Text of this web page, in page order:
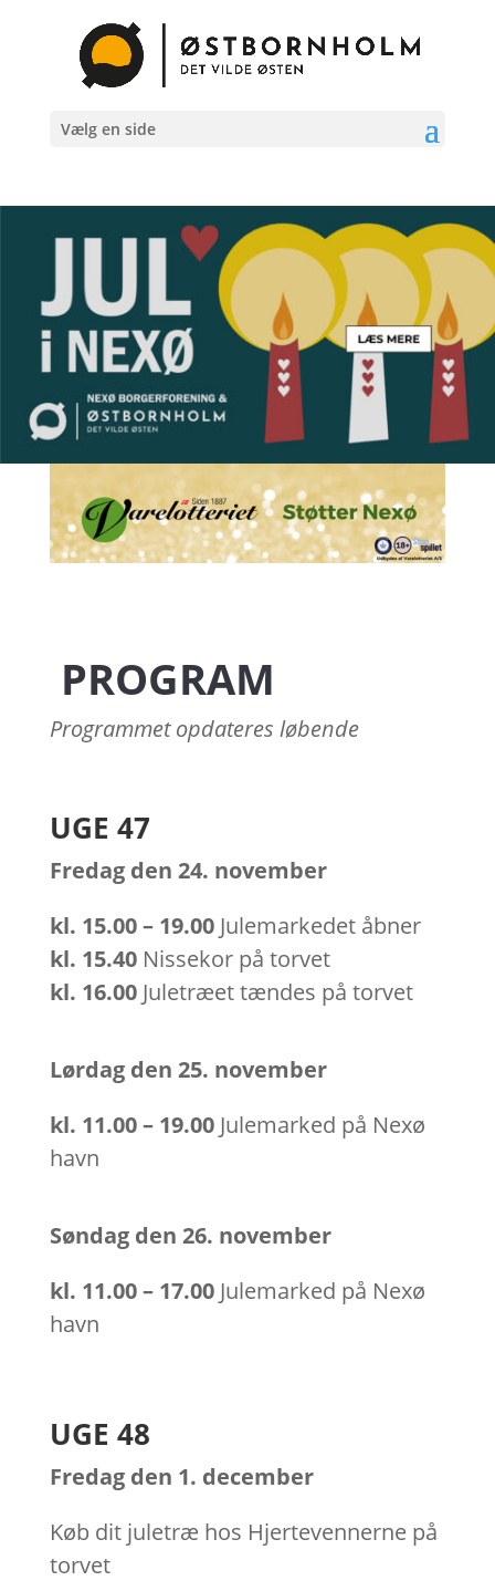
Vælg en side
PROGRAM
Programmet opdateres løbende
UGE 47
Fredag den 24. november
kl. 15.00 – 19.00 Julemarkedet åbner
kl. 15.40 Nissekor på torvet
kl. 16.00 Juletræet tændes på torvet
Lørdag den 25. november
kl. 11.00 – 19.00 Julemarked på Nexø
havn
Søndag den 26. november
kl. 11.00 – 17.00 Julemarked på Nexø
havn
UGE 48
Fredag den 1. december
Køb dit juletræ hos Hjertevennerne på
torvet